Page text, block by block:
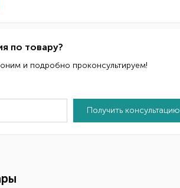
по товару?
и подробно проконсультируем!
Получить консультацию